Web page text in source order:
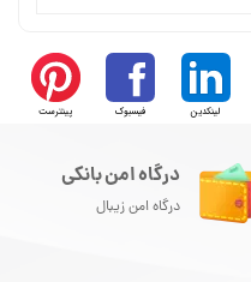
لینکدین فیسبوک پینترست
درگاه امن بانکی
درگاه امن زیبال